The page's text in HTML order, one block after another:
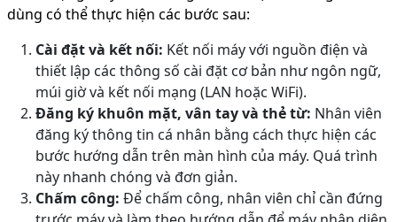
dùng có thể thực hiện các bước sau:
Cài đặt và kết nối: Kết nối máy với nguồn điện và
thiết lập các thông số cài đặt cơ bản như ngôn ngữ,
múi giờ và kết nối mạng (LAN hoặc WiFi).
Đăng ký khuôn mặt, vân tay và thẻ từ: Nhân viên
đăng ký thông tin cá nhân bằng cách thực hiện các
bước hướng dẫn trên màn hình của máy. Quá trình
này nhanh chóng và đơn giản.
Chấm công: Để chấm công, nhân viên chỉ cần đứng